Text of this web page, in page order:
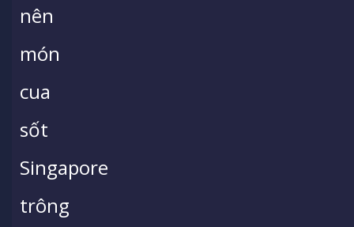
nên
món
cua
sốt
Singapore
trông